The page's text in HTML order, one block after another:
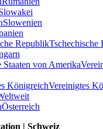
Slowenien
Tschechische
Vereinigtes
Österreich
| Schweiz